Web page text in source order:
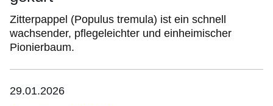
Zitterpappel (Populus tremula) ist ein schnell
wachsender, pflegeleichter und einheimischer
Pionierbaum.
29.01.2026